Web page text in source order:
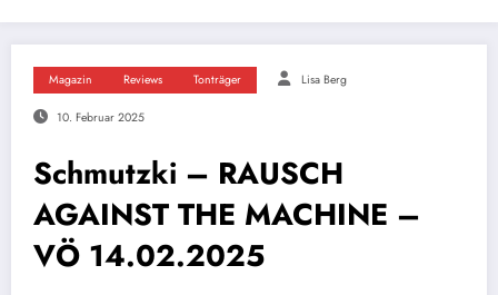
Magazin Reviews Tonträger Lisa Berg
10. Februar 2025
Schmutzki – RAUSCH
AGAINST THE MACHINE –
VÖ 14.02.2025